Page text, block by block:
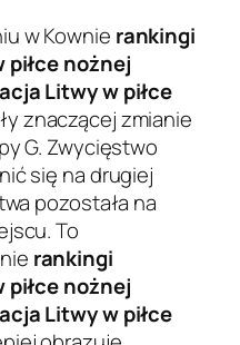
w Kownie rankingi
piłce nożnej
Litwy w piłce
znaczącej zmianie
G. Zwycięstwo
się na drugiej
pozostała na
To
rankingi
piłce nożnej
Litwy w piłce